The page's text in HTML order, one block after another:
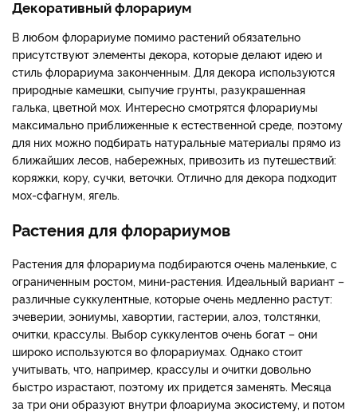
Декоративный флорариум
В любом флорариуме помимо растений обязательно
присутствуют элементы декора, которые делают идею и
стиль флорариума законченным. Для декора используются
природные камешки, сыпучие грунты, разукрашенная
галька, цветной мох. Интересно смотрятся флорариумы
максимально приближенные к естественной среде, поэтому
для них можно подбирать натуральные материалы прямо из
ближайших лесов, набережных, привозить из путешествий:
коряжки, кору, сучки, веточки. Отлично для декора подходит
мох-сфагнум, ягель.
Растения для флорариумов
Растения для флорариума подбираются очень маленькие, с
ограниченным ростом, мини-растения. Идеальный вариант –
различные суккулентные, которые очень медленно растут:
эчеверии, эониумы, хавортии, гастерии, алоэ, толстянки,
очитки, крассулы. Выбор суккулентов очень богат – они
широко используются во флорариумах. Однако стоит
учитывать, что, например, крассулы и очитки довольно
быстро израстают, поэтому их придется заменять. Месяца
за три они образуют внутри флоариума экосистему, и потом